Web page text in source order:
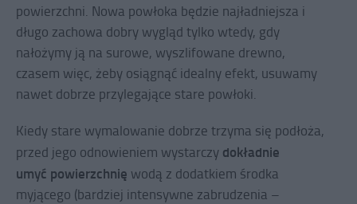
powierzchni. Nowa powłoka będzie najładniejsza i
długo zachowa dobry wygląd tylko wtedy, gdy
nałożymy ją na surowe, wyszlifowane drewno,
czasem więc, żeby osiągnąć idealny efekt, usuwamy
nawet dobrze przylegające stare powłoki.
Kiedy stare wymalowanie dobrze trzyma się podłoża,
przed jego odnowieniem wystarczy dokładnie
umyć powierzchnię wodą z dodatkiem środka
myjącego (bardziej intensywne zabrudzenia –